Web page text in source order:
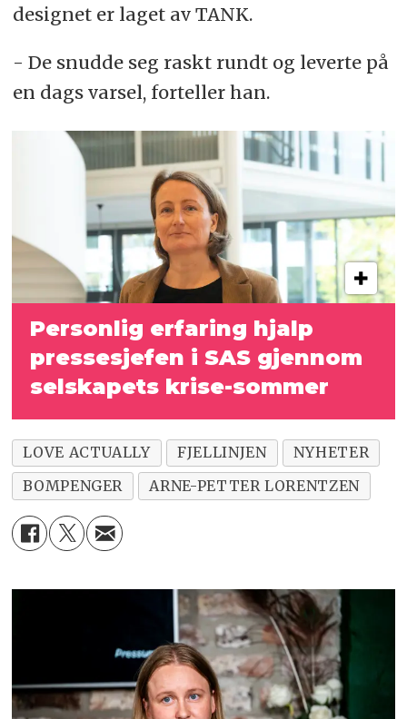
designet er laget av TANK.
- De snudde seg raskt rundt og leverte på
en dags varsel, forteller han.
Personlig erfaring hjalp
pressesjefen i SAS gjennom
selskapets krise-sommer
LOVE ACTUALLY FJELLINJEN
NYHETER
BOMPENGER
ARNE-PETTER LORENTZEN